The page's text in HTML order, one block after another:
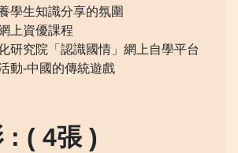
學生知識分享的氛圍
上資優課程
研究院「認識國情」網上自學平台
動-中國的傳統遊戲
: ( 4張 )